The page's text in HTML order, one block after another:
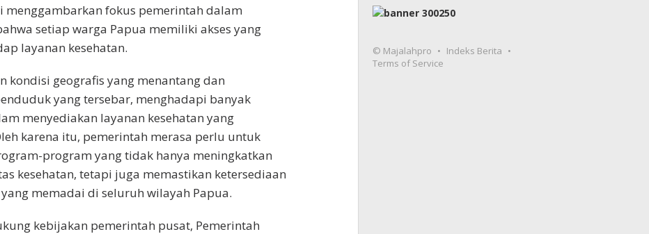
menggambarkan fokus pemerintah dalam
setiap warga Papua memiliki akses yang
layanan kesehatan.
kondisi geografis yang menantang dan
yang tersebar, menghadapi banyak
menyediakan layanan kesehatan yang
karena itu, pemerintah merasa perlu untuk
program yang tidak hanya meningkatkan
kesehatan, tetapi juga memastikan ketersediaan
memadai di seluruh wilayah Papua.
kebijakan pemerintah pusat, Pemerintah
© Majalahpro
Indeks Berita
Terms of Service